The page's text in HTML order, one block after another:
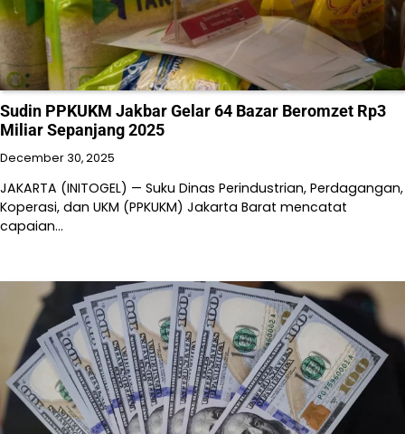
Sudin PPKUKM Jakbar Gelar 64 Bazar Beromzet Rp3
Miliar Sepanjang 2025
December 30, 2025
JAKARTA (INITOGEL) — Suku Dinas Perindustrian, Perdagangan,
Koperasi, dan UKM (PPKUKM) Jakarta Barat mencatat
capaian…